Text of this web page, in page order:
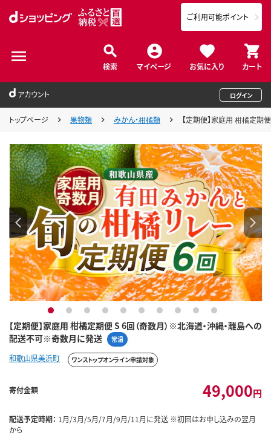
検索 マイページ お気に入り カート
ご利用可能ポイント
アカウント ログイン
トップページ 果物類 みかん・柑橘類 【定期便】家庭用 柑橘定期
【定期便】家庭用 柑橘定期便 S 6回（奇数月）※北海道・沖縄・離島への
配送不可※奇数月に発送
常温
1 2 3 4 5 6 7 8 9 10
和歌山県美浜町 ワンストップオンライン申請対象
寄付金額 49,000円
配送予定時期： 1月/3月/5月/7月/9月/11月に発送 ※初回はお申し込みの翌月
から